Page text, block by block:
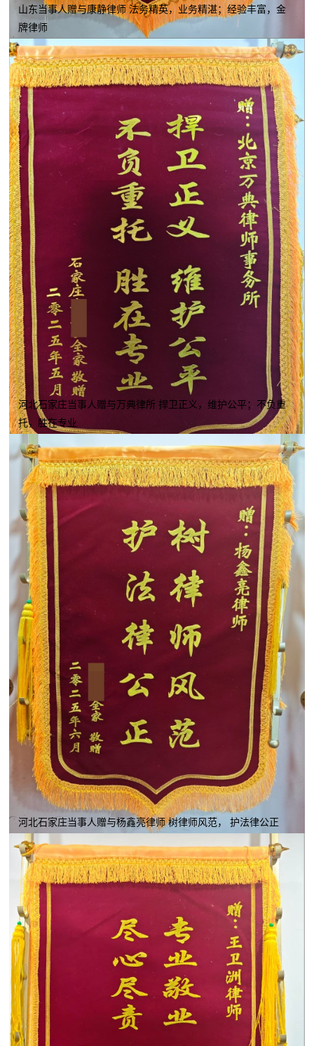
山东当事人赠与康静律师 法务精英，业务精湛；经验丰富，金
牌律师
河北石家庄当事人赠与万典律所 捍卫正义，维护公平；不负重
托，胜在专业
河北石家庄当事人赠与杨鑫亮律师 树律师风范， 护法律公正